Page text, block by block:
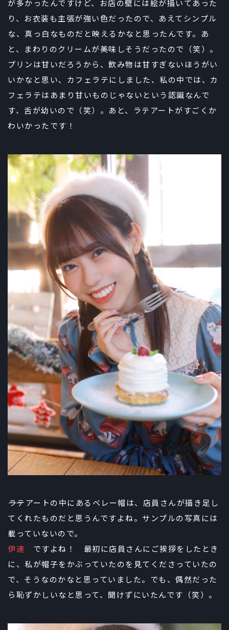
が多かったんですけど、お店の壁には絵が描いてあった
り、お衣装も主張が強い色だったので、あえてシンプル
な、真っ白なものだと映えるかなと思ったんです。あ
と、まわりのクリームが美味しそうだったので（笑）。
プリンは甘いだろうから、飲み物は甘すぎないほうがい
いかなと思い、カフェラテにしました、私の中では、カ
フェラテはあまり甘いものじゃないという認識なんで
す、舌が幼いので（笑）。あと、ラテアートがすごくか
わいかったです！
――ラテアートの中にあるベレー帽は、店員さんが描き足し
てくれたものだと思うんですよね。サンプルの写真には
載っていないので。
伊達 ですよね！ 最初に店員さんにご挨拶をしたとき
に、私が帽子をかぶっていたのを見てくださっていたの
で、そうなのかなと思っていました。でも、偶然だった
ら恥ずかしいなと思って、聞けずにいたんです（笑）。